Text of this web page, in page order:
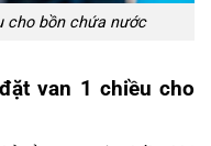
cho bồn chứa nước
van 1 chiều cho